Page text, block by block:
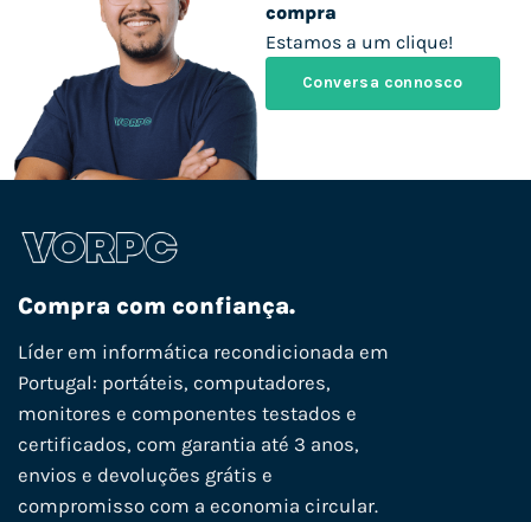
compra
Estamos a um clique!
Conversa connosco
Compra com confiança.
Líder em informática recondicionada em
Portugal: portáteis, computadores,
monitores e componentes testados e
certificados, com garantia até 3 anos,
envios e devoluções grátis e
compromisso com a economia circular.